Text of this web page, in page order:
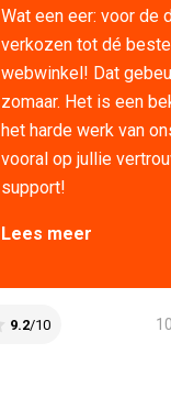
Wat een eer: voor de
verkozen tot dé
webwinkel! Dat
zomaar. Het is een
het harde werk van
vooral op jullie
support!
Lees meer
9.2/10